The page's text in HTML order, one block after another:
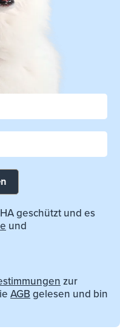
geschützt und es
und
zur
AGB gelesen und bin